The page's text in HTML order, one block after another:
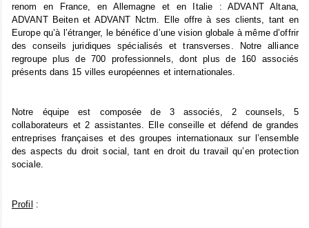
renom en France, en Allemagne et en Italie : ADVANT Altana,
ADVANT Beiten et ADVANT Nctm. Elle offre à ses clients, tant en
Europe qu’à l’étranger, le bénéfice d’une vision globale à même d’offrir
des conseils juridiques spécialisés et transverses. Notre alliance
regroupe plus de 700 professionnels, dont plus de 160 associés
présents dans 15 villes européennes et internationales.
Notre équipe est composée de 3 associés, 2 counsels, 5
collaborateurs et 2 assistantes. Elle conseille et défend de grandes
entreprises françaises et des groupes internationaux sur l’ensemble
des aspects du droit social, tant en droit du travail qu’en protection
sociale.
Profil :